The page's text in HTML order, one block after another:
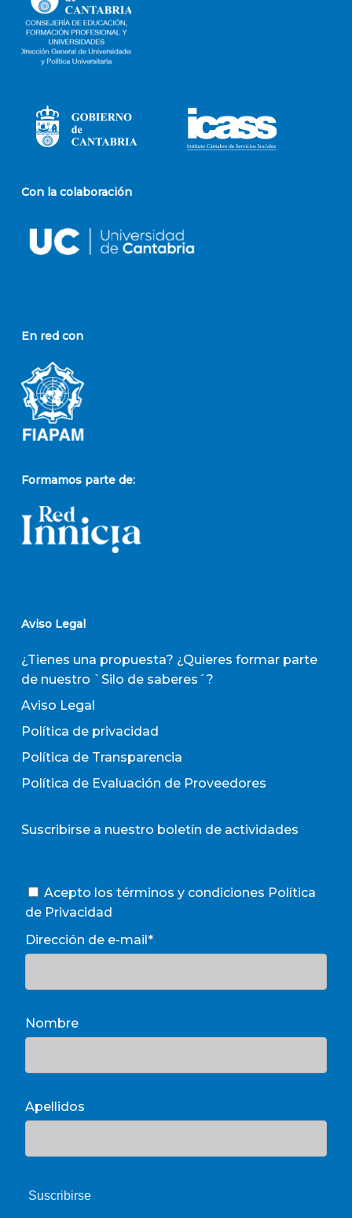
Con la colaboración
En red con
Formamos parte de:
Aviso Legal
¿Tienes una propuesta? ¿Quieres formar parte
de nuestro `Silo de saberes´?
Aviso Legal
Política de privacidad
Política de Transparencia
Política de Evaluación de Proveedores
Suscribirse a nuestro boletín de actividades
Acepto los términos y condiciones Política
de Privacidad
Dirección de e-mail*
Nombre
Apellidos